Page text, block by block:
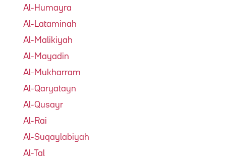
Al-Humayra
Al-Lataminah
Al-Malikiyah
Al-Mayadin
Al-Mukharram
Al-Qaryatayn
Al-Qusayr
Al-Rai
Al-Suqaylabiyah
Al-Tal